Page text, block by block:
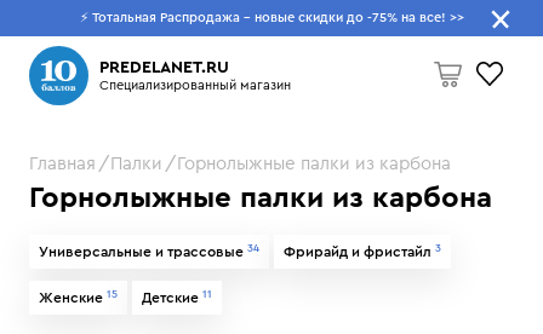
⚡ Тотальная Распродажа - новые скидки до -75% на все! >>
PREDELANET.RU
Специализированный магазин
Пусто
Что будем искать?
Главная Палки Горнолыжные палки из карбона
Горнолыжные палки из карбона
Универсальные и трассовые 34 Фрирайд и фристайл 3
Женские 15 Детские 11